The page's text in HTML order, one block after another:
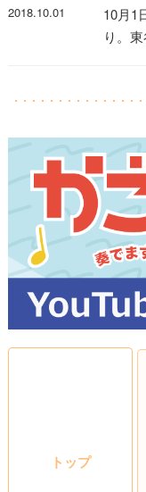
2018.10.01
10月1
り。東
トップ